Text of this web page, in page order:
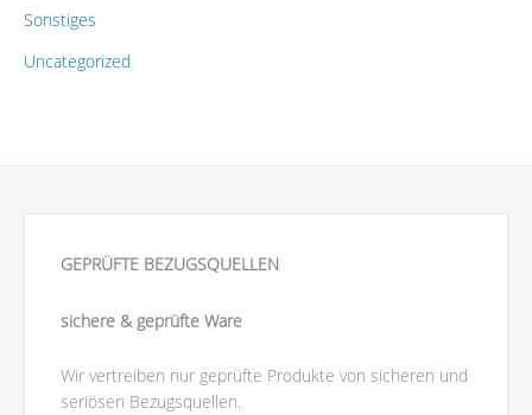
Sonstiges
Uncategorized
GEPRÜFTE BEZUGSQUELLEN
sichere & geprüfte Ware
Wir vertreiben nur geprüfte Produkte von sicheren und
seriösen Bezugsquellen.